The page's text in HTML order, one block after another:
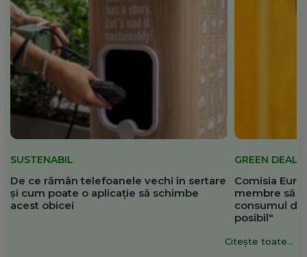
SUSTENABIL
De ce rămân telefoanele vechi în sertare
și cum poate o aplicație să schimbe
acest obicei
GREEN DEAL
Comisia
membre să
consumul de
posibil"
Citește toate...